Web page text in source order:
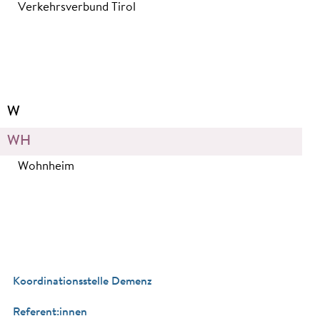
Verkehrsverbund Tirol
W
WH
Wohnheim
Koordinationsstelle Demenz
Referent:innen